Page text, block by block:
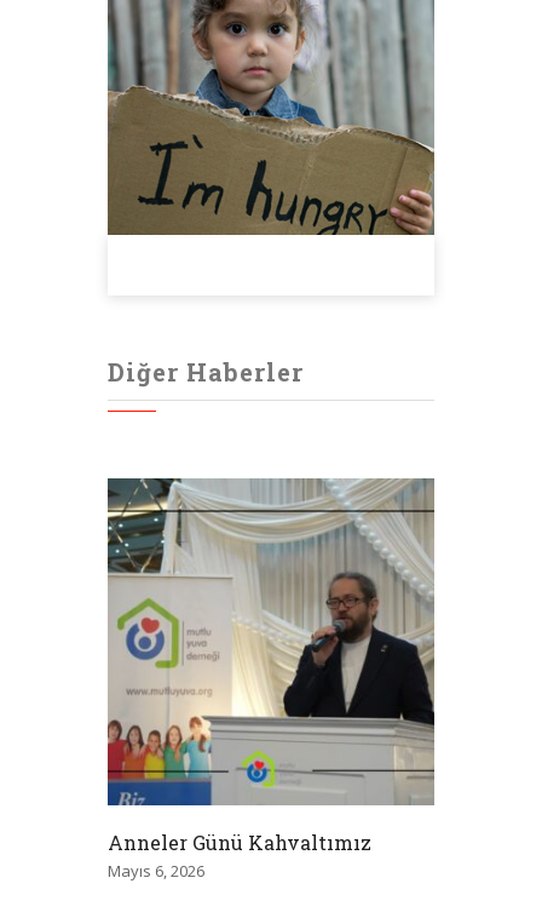
Diğer Haberler
Anneler Günü Kahvaltımız
Mayıs 6, 2026